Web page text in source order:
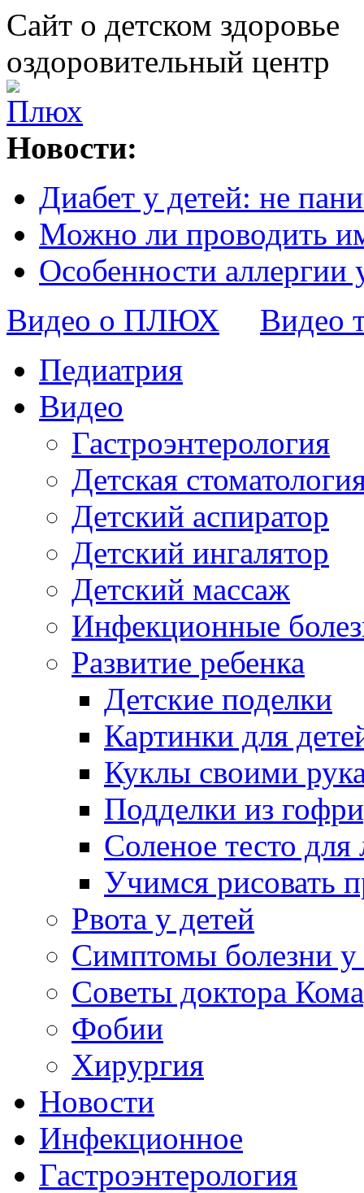
Сайт о детском здоровье
оздоровительный центр
Новости:
Диабет у детей: не
Можно ли проводить
Особенности аллергии
Видео о ПЛЮХ
Видео
Педиатрия
Видео
Гастроэнтерология
Детская
Детский аспиратор
Детский ингалятор
Детский массаж
Инфекционные
Развитие ребенка
Детские поделки
Картинки для
Куклы своими
Подделки из
Соленое тесто для
Учимся рисовать
Рвота у детей
Симптомы болезни у
Советы доктора
Фобии
Хирургия
Новости
Инфекционное
Гастроэнтерология